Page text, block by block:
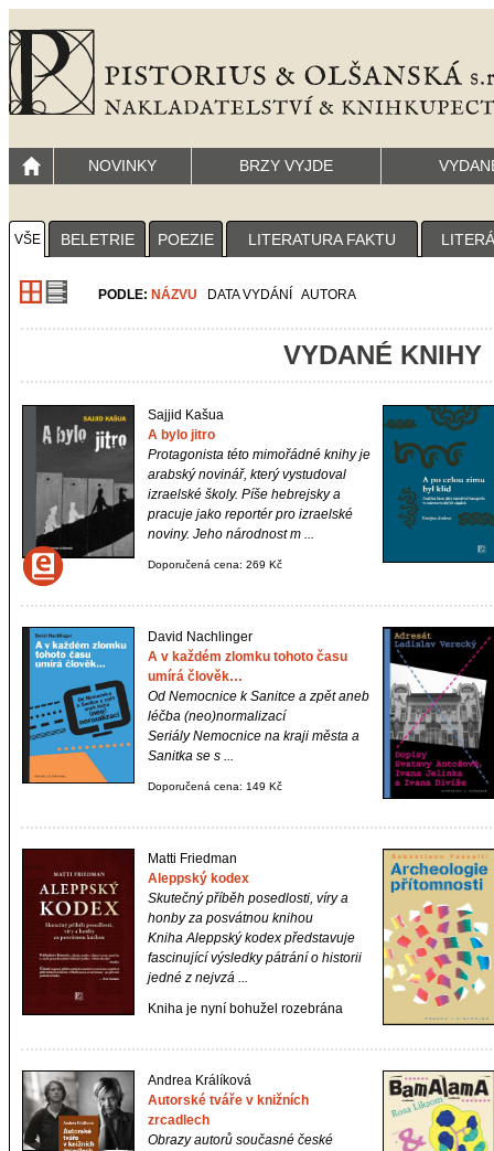
NOVINKY BRZY VYJDE
VŠE BELETRIE POEZIE LITERATURA FAKTU
PODLE: NÁZVU DATA VYDÁNÍ AUTORA
VYDANÉ KNIHY
Sajjid Kašua
A bylo jitro
Protagonista této mimořádné knihy je
arabský novinář, který vystudoval
izraelské školy. Píše hebrejsky a
pracuje jako reportér pro izraelské
noviny. Jeho národnost m ...
Doporučená cena: 269 Kč
David Nachlinger
A v každém zlomku tohoto času
umírá člověk…
Od Nemocnice k Sanitce a zpět aneb
léčba (neo)normalizací
SeriályNemocnice na kraji města a
Sanitka se s ...
Doporučená cena: 149 Kč
Matti Friedman
Aleppský kodex
Skutečný příběh posedlosti, víry a
honby za posvátnou knihou
KnihaAleppský kodex představuje
fascinující výsledky pátrání o historii
jedné z nejvzá ...
Kniha je nyní bohužel rozebrána
Andrea Králíková
Autorské tváře v knižních
zrcadlech
Obrazy autorů současné české